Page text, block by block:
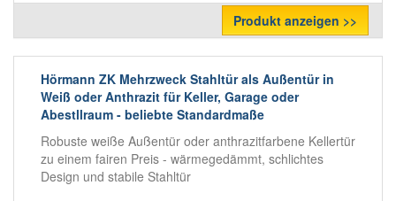
Produkt anzeigen >>
Hörmann ZK Mehrzweck Stahltür als Außentür in
Weiß oder Anthrazit für Keller, Garage oder
Abestllraum - beliebte Standardmaße
Robuste weiße Außentür oder anthrazitfarbene Kellertür
zu einem fairen Preis - wärmegedämmt, schlichtes
Design und stabile Stahltür